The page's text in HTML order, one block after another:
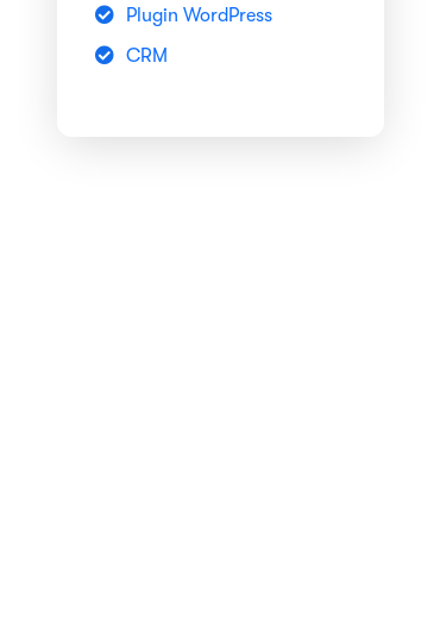
Plugin WordPress
CRM